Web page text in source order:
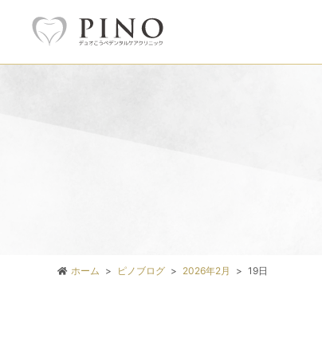
ホーム ピノブログ 2026年2月 19日